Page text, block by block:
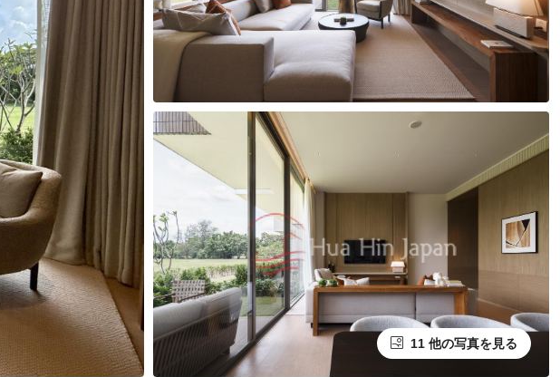
11 他の写真を見る